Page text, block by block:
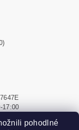
17:00
pohodlné